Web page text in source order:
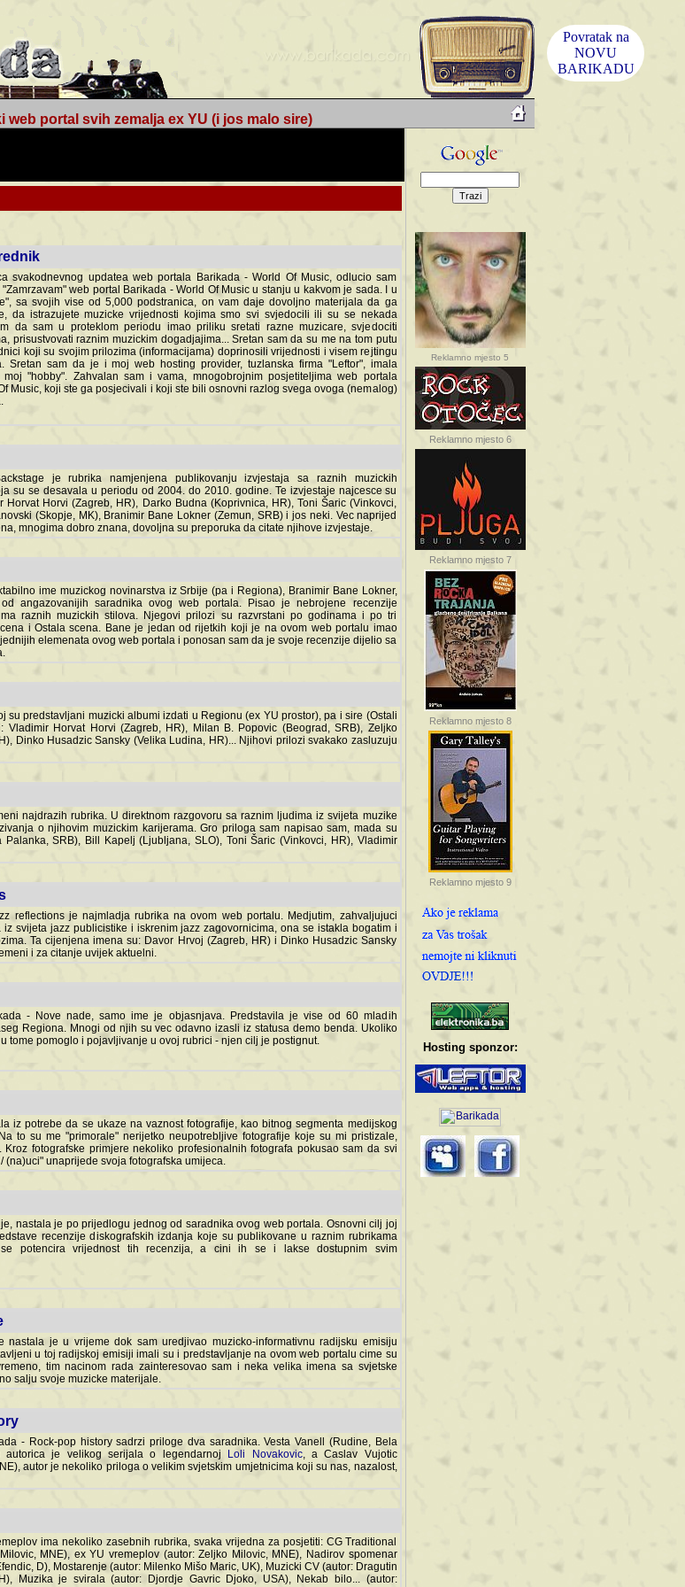
Povratak na
NOVU
BARIKADU
web portal svih zemalja ex YU (i jos malo sire)
svakodnevnog updatea web portala Barikada - World Of Music, odlucio sam
web portal Barikada - World Of Music u stanju u kakvom je sada. I u
sa svojih vise od 5,000 podstranica, on vam daje dovoljno materijala da ga
da istrazujete muzicke vrijednosti kojima smo svi svjedocili ili su se nekada desile.
u proteklom periodu imao priliku sretati razne muzicare, svjedociti njihovim
raznim muzickim dogadjajima... Sretan sam da su me na tom putu pratili
su svojim prilozima (informacijama) doprinosili vrijednosti i visem rejtingu ovog
sam da je i moj web hosting provider, tuzlanska firma "Leftor", imala
moj "hobby". Zahvalan sam i vama, mnogobrojnim posjetiteljima web portala
Music, koji ste ga posjecivali i koji ste bili osnovni razlog svega ovoga (nemalog)
je rubrika namjenjena publikovanju izvjestaja sa raznih muzickih
su se desavala u periodu od 2004. do 2010. godine. Te izvjestaje najcesce su
Horvat Horvi (Zagreb, HR), Darko Budna (Koprivnica, HR), Toni Šaric (Vinkovci,
(Skopje, MK), Branimir Bane Lokner (Zemun, SRB) i jos neki. Vec naprijed
mnogima dobro znana, dovoljna su preporuka da citate njihove izvjestaje.
ime muzickog novinarstva iz Srbije (pa i Regiona), Branimir Bane Lokner,
angazovanijih saradnika ovog web portala. Pisao je nebrojene recenzije muzickih
muzickih stilova. Njegovi prilozi su razvrstani po godinama i po tri osnovne
scena. Bane je jedan od rijetkih koji je na ovom web portalu imao svoju rubriku.
ovog web portala i ponosan sam da je svoje recenzije dijelio sa svima vama,
su predstavljani muzicki albumi izdati u Regionu (ex YU prostor), pa i sire (Ostali
Horvat Horvi (Zagreb, HR), Milan B. Popovic (Beograd, SRB), Zeljko Milovic
Husadzic Sansky (Velika Ludina, HR)... Njihovi prilozi svakako zasluzuju da se
najdrazih rubrika. U direktnom razgovoru sa raznim ljudima iz svijeta muzike
o njihovim muzickim karijerama. Gro priloga sam napisao sam, mada su
SRB), Bill Kapelj (Ljubljana, SLO), Toni Šaric (Vinkovci, HR), Vladimir
reflections je najmladja rubrika na ovom web portalu. Medjutim, zahvaljujuci veliki
jazz publicistike i iskrenim jazz zagovornicima, ona se istakla bogatim i
Ta cijenjena imena su: Davor Hrvoj (Zagreb, HR) i Dinko Husadzic Sansky
i za citanje uvijek aktuelni.
- Nove nade, samo ime je objasnjava. Predstavila je vise od 60 mladih
Regiona. Mnogi od njih su vec odavno izasli iz statusa demo benda. Ukoliko im
pomoglo i pojavljivanje u ovoj rubrici - njen cilj je postignut.
iz potrebe da se ukaze na vaznost fotografije, kao bitnog segmenta medijskog
to su me "primorale" nerijetko neupotrebljive fotografije koje su mi pristizale,
fotografske primjere nekoliko profesionalnih fotografa pokusao sam da svi
unaprijede svoja fotografska umijeca.
nastala je po prijedlogu jednog od saradnika ovog web portala. Osnovni cilj joj
recenzije diskografskih izdanja koje su publikovane u raznim rubrikama
potencira vrijednost tih recenzija, a cini ih se i lakse dostupnim svim
nastala je u vrijeme dok sam uredjivao muzicko-informativnu radijsku emisiju
u toj radijskoj emisiji imali su i predstavljanje na ovom web portalu cime su
tim nacinom rada zainteresovao sam i neka velika imena sa svjetske
salju svoje muzicke materijale.
- Rock-pop history sadrzi priloge dva saradnika. Vesta Vanell (Rudine, Bela
autorica je velikog serijala o legendarnoj
Loli Novakovic, a Caslav Vujotic
autor je nekoliko priloga o velikim svjetskim umjetnicima koji su nas, nazalost,
ima nekoliko zasebnih rubrika, svaka vrijedna za posjetiti: CG Traditional
MNE), ex YU vremeplov (autor: Zeljko Milovic, MNE), Nadirov spomenar
D), Mostarenje (autor: Milenko Mišo Maric, UK), Muzicki CV (autor: Dragutin
Muzika je svirala (autor: Djordje Gavric Djoko, USA), Nekab bilo... (autor:
Reklamno mjesto 5
Reklamno mjesto 6
Reklamno mjesto 7
Reklamno mjesto 8
Reklamno mjesto 9
Hosting sponzor: